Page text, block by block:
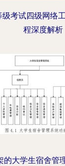
考试四级网络
程深度解析
的大学生宿舍管